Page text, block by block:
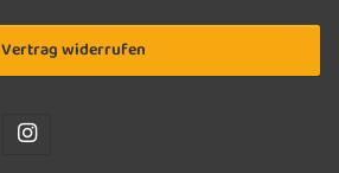
Vertrag widerrufen